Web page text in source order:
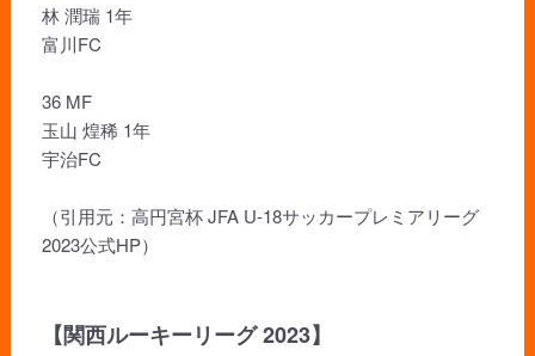
林 潤瑞 1年
富川FC
36 MF
玉山 煌稀 1年
宇治FC
（引用元：高円宮杯 JFA U-18サッカープレミアリーグ
2023公式HP）
【関西ルーキーリーグ 2023】